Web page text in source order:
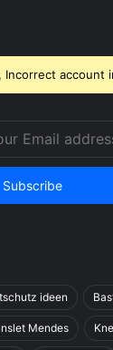
Incorrect account
ideen
Mendes